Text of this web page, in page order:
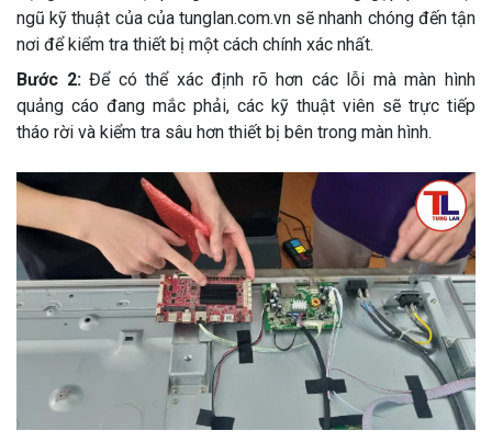
ngũ kỹ thuật của của tunglan.com.vn sẽ nhanh chóng đến tận
nơi để kiểm tra thiết bị một cách chính xác nhất.
Bước 2:Để có thể xác định rõ hơn các lỗi mà màn hình
quảng cáo đang mắc phải, các kỹ thuật viên sẽ trực tiếp
tháo rời và kiểm tra sâu hơn thiết bị bên trong màn hình.